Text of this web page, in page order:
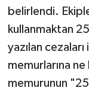
belirlendi.
kullanmaktan
yazılan
memurlarına ne
memurunun